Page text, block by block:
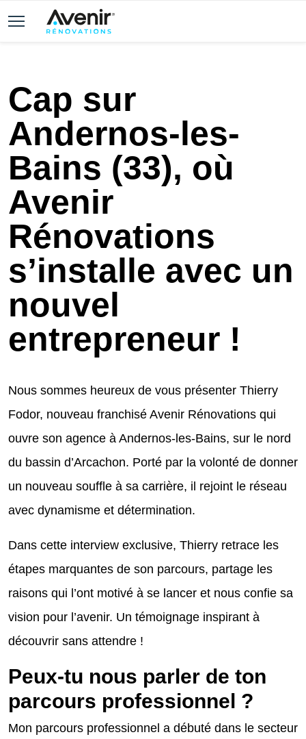
Cap sur
Andernos-les-
Bains (33), où
Avenir
Rénovations
s’installe avec un
nouvel
entrepreneur !
Nous sommes heureux de vous présenter Thierry
Fodor, nouveau franchisé Avenir Rénovations qui
ouvre son agence à Andernos-les-Bains, sur le nord
du bassin d’Arcachon. Porté par la volonté de donner
un nouveau souffle à sa carrière, il rejoint le réseau
avec dynamisme et détermination.
Dans cette interview exclusive, Thierry retrace les
étapes marquantes de son parcours, partage les
raisons qui l’ont motivé à se lancer et nous confie sa
vision pour l’avenir. Un témoignage inspirant à
découvrir sans attendre !
Peux-tu nous parler de ton
parcours professionnel ?
Mon parcours professionnel a débuté dans le secteur